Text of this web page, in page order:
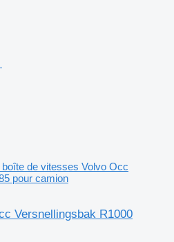
boîte de vitesses Volvo Occ
pour camion
Versnellingsbak R1000